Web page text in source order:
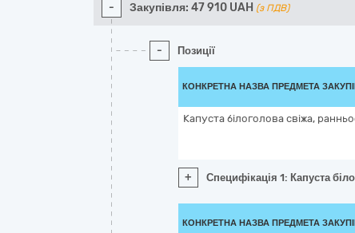
- Закупівля: 47 910 UAH (з ПДВ)
- Позиції
КОНКРЕТНА НАЗВА ПРЕДМЕТА
Капуста білоголова свіжа,
+ Специфікація 1: Капуста
КОНКРЕТНА НАЗВА ПРЕДМЕТА